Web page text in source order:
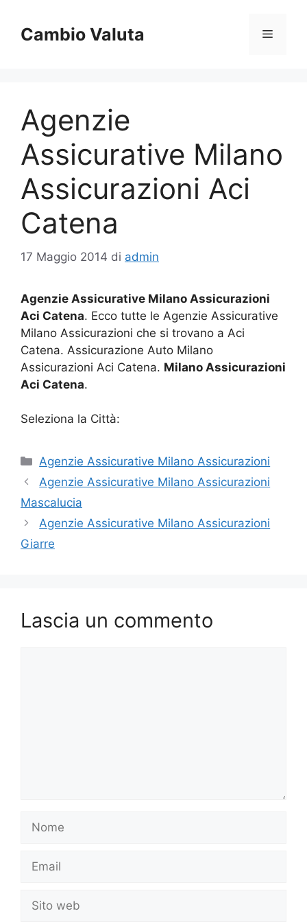
contenuto
Cambio Valuta Menu
Agenzie
Assicurative Milano
Assicurazioni Aci
Catena
17 Maggio 2014 di admin
Agenzie Assicurative Milano Assicurazioni
Aci Catena. Ecco tutte le Agenzie Assicurative
Milano Assicurazioni che si trovano a Aci
Catena. Assicurazione Auto Milano
Assicurazioni Aci Catena. Milano Assicurazioni
Aci Catena.
Seleziona la Città:
Categorie
Agenzie Assicurative Milano Assicurazioni
Agenzie Assicurative Milano Assicurazioni
Mascalucia
Agenzie Assicurative Milano Assicurazioni
Giarre
Lascia un commento
Nome
Email
Sito
web